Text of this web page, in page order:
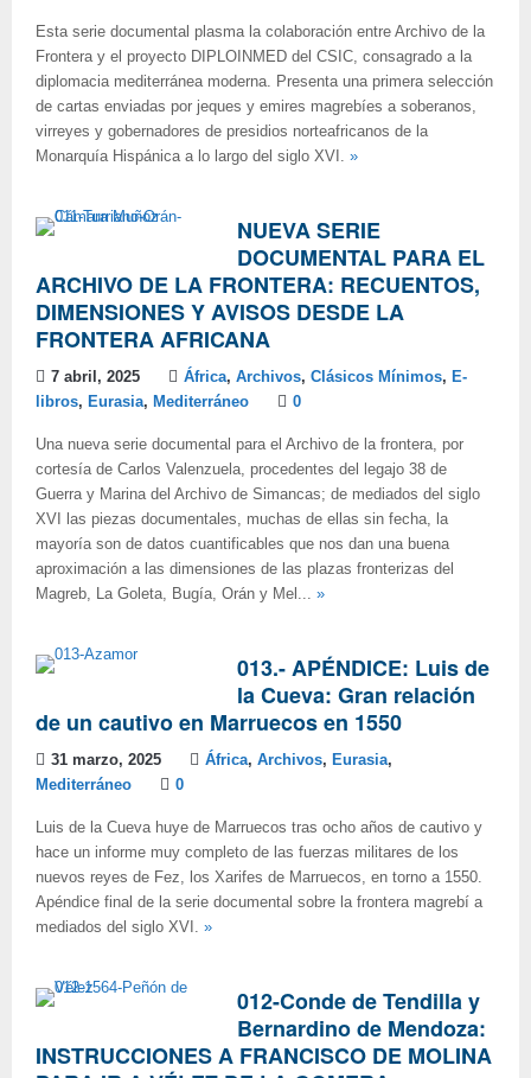
Esta serie documental plasma la colaboración entre Archivo de la
Frontera y el proyecto DIPLOINMED del CSIC, consagrado a la
diplomacia mediterránea moderna. Presenta una primera selección
de cartas enviadas por jeques y emires magrebíes a soberanos,
virreyes y gobernadores de presidios norteafricanos de la
Monarquía Hispánica a lo largo del siglo XVI. »
NUEVA SERIE
DOCUMENTAL PARA EL
ARCHIVO DE LA FRONTERA: RECUENTOS,
DIMENSIONES Y AVISOS DESDE LA
FRONTERA AFRICANA
7 abril, 2025 África, Archivos, Clásicos Mínimos, E-
libros, Eurasia, Mediterráneo 0
Una nueva serie documental para el Archivo de la frontera, por
cortesía de Carlos Valenzuela, procedentes del legajo 38 de
Guerra y Marina del Archivo de Simancas; de mediados del siglo
XVI las piezas documentales, muchas de ellas sin fecha, la
mayoría son de datos cuantificables que nos dan una buena
aproximación a las dimensiones de las plazas fronterizas del
Magreb, La Goleta, Bugía, Orán y Mel... »
013.- APÉNDICE: Luis de
la Cueva: Gran relación
de un cautivo en Marruecos en 1550
31 marzo, 2025 África, Archivos, Eurasia,
Mediterráneo
0
Luis de la Cueva huye de Marruecos tras ocho años de cautivo y
hace un informe muy completo de las fuerzas militares de los
nuevos reyes de Fez, los Xarifes de Marruecos, en torno a 1550.
Apéndice final de la serie documental sobre la frontera magrebí a
mediados del siglo XVI. »
012-Conde de Tendilla y
Bernardino de Mendoza:
INSTRUCCIONES A FRANCISCO DE MOLINA